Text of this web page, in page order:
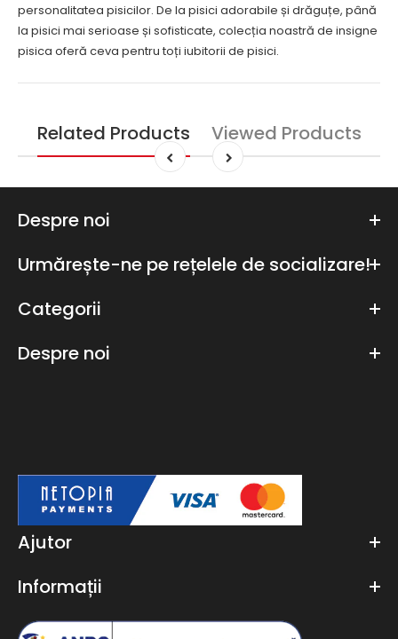
personalitatea pisicilor. De la pisici adorabile și drăguțe, până
la pisici mai serioase și sofisticate, colecția noastră de insigne
pisica oferă ceva pentru toți iubitorii de pisici.
Related Products Viewed Products
Despre noi
Urmărește-ne pe rețelele de socializare!
Categorii
Despre noi
Ajutor
Informații